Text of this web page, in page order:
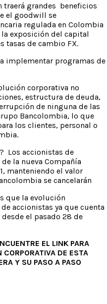
traerá grandes beneficios
el goodwill se
regulada en Colombia
exposición del capital
tasas de cambio FX.
implementar programas de
corporativa no
estructura de deuda,
de ninguna de las
Bancolombia, lo que
los clientes, personal o
Los accionistas de
la nueva Compañía
manteniendo el valor
se cancelarán
que la evolución
accionistas ya que cuenta
el pasado 28 de
EL LINK PARA
DE ESTA
Y SU PASO A PASO